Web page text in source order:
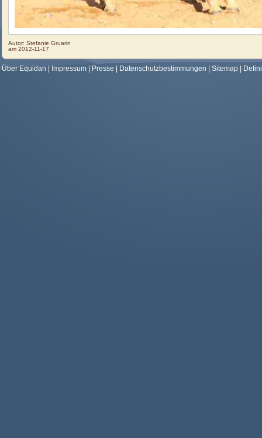
Autor: Stefanie Gruarin
am 2012-11-17
Über Equidan | Impressum | Presse | Datenschutzbestimmungen | Sitemap |